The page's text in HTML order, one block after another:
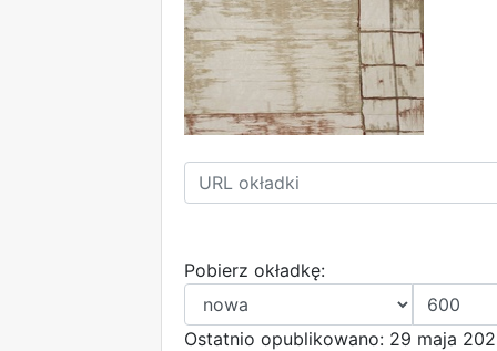
Pobierz okładkę:
Ostatnio opublikowano: 29 maja